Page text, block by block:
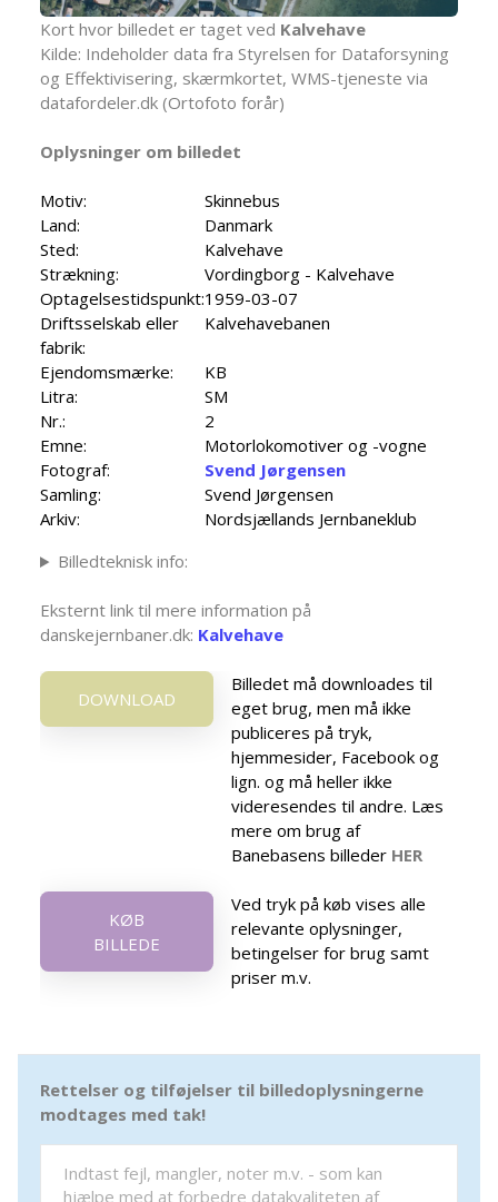
Kort hvor billedet er taget ved Kalvehave
Kilde: Indeholder data fra Styrelsen for Dataforsyning
og Effektivisering, skærmkortet, WMS-tjeneste via
datafordeler.dk (Ortofoto forår)
Oplysninger om billedet
Motiv:
Skinnebus
Land:
Danmark
Sted:
Kalvehave
Strækning:
Vordingborg - Kalvehave
Optagelsestidspunkt:1959-03-07
Driftsselskab eller
fabrik:
Kalvehavebanen
Ejendomsmærke:
KB
Litra:
SM
Nr.:
2
Emne:
Motorlokomotiver og -vogne
Fotograf:
Svend Jørgensen
Samling:
Svend Jørgensen
Arkiv:
Nordsjællands Jernbaneklub
Billedteknisk info:
Eksternt link til mere information på
danskejernbaner.dk: Kalvehave
DOWNLOAD
Billedet må downloades til
eget brug, men må ikke
publiceres på tryk,
hjemmesider, Facebook og
lign. og må heller ikke
videresendes til andre. Læs
mere om brug af
Banebasens billeder HER
KØB
BILLEDE
Ved tryk på køb vises alle
relevante oplysninger,
betingelser for brug samt
priser m.v.
Rettelser og tilføjelser til billedoplysningerne
modtages med tak!